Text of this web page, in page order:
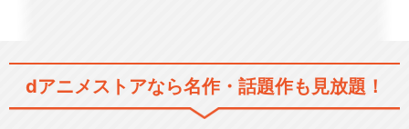
dアニメストアなら名作・話題作も見放題！